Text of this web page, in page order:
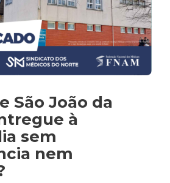
São João da
à
sem
nem